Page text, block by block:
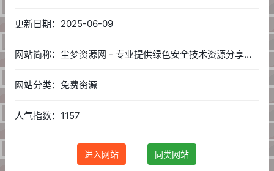
更新日期：2025-06-09
网站简称：尘梦资源网 - 专业提供绿色安全技术资源分享下载
网站分类：免费资源
人气指数：1157
进入网站 同类网站